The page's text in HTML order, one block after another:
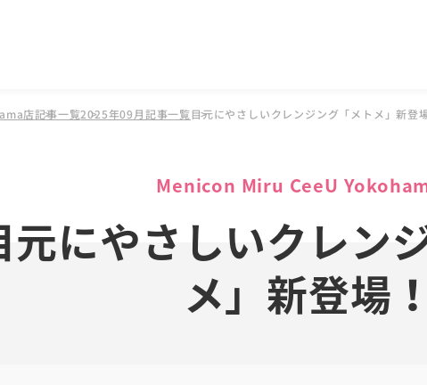
店記事一覧2025年09月記事一覧目元にやさしいクレンジング「メトメ」新登
Menicon Miru CeeU
元にやさしいクレン
メ」新登場！